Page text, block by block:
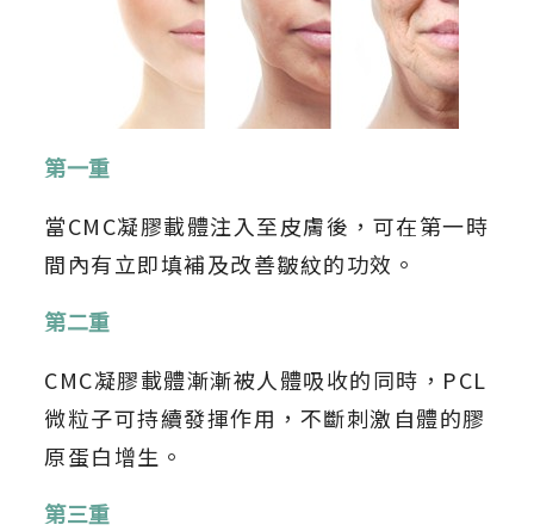
第一重
當CMC凝膠載體注入至皮膚後，可在第一時
間內有立即填補及改善皺紋的功效。
第二重
CMC凝膠載體漸漸被人體吸收的同時，PCL
微粒子可持續發揮作用，不斷刺激自體的膠
原蛋白增生。
第三重